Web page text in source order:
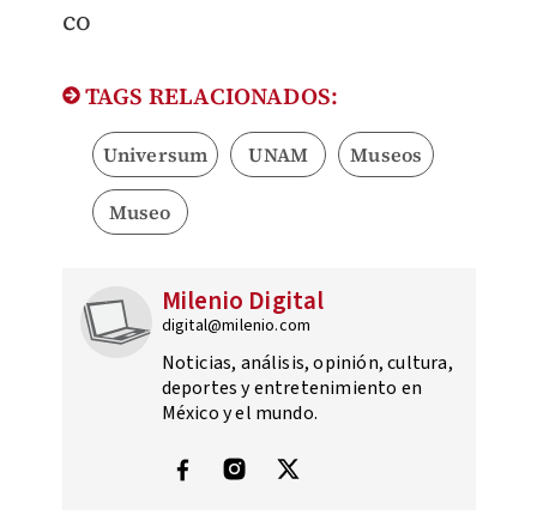
co
TAGS RELACIONADOS:
Universum UNAM Museos
Museo
Milenio Digital
digital@milenio.com
Noticias, análisis, opinión, cultura,
deportes y entretenimiento en
México y el mundo.